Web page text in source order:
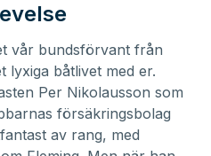
vår bundsförvant från
lyxiga båtlivet med er.
Per Nikolausson som
försäkringsbolag
av rang, med